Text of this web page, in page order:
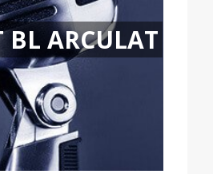
BL ARCULAT